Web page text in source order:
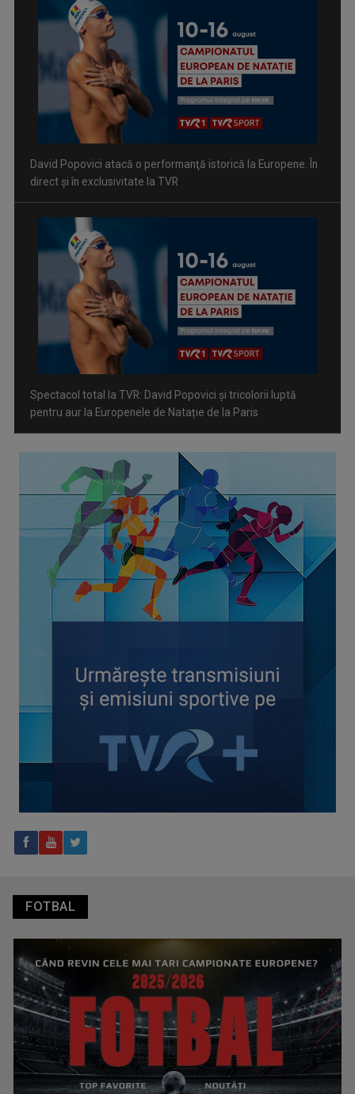
David Popovici atacă o performanţă istorică la Europene. În
direct şi în exclusivitate la TVR
Spectacol total la TVR: David Popovici și tricolorii luptă
pentru aur la Europenele de Natație de la Paris
CONCACAF respinge planul FIFA de privatizare parțială a
Tenis internațional la Târgu Mureș! TVR Sport transmite
TVR Sport transmite în direct semifinalele și finalele
FOTBAL